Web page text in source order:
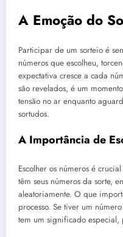
A Emoção do
Participar de um sorteio é
números que escolheu,
expectativa cresce a cada
são revelados, é um
tensão no ar enquanto
sortudos.
A Importância de
Escolher os números é
têm seus números da sorte,
aleatoriamente. O que
processo. Se tiver um
tem um significado especial,